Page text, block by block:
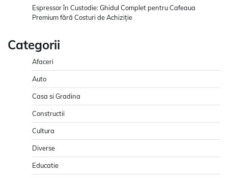
Espressor în Custodie: Ghidul Complet pentru Cafeaua
Premium fără Costuri de Achiziție
Categorii
Afaceri
Auto
Casa si Gradina
Constructii
Cultura
Diverse
Educatie